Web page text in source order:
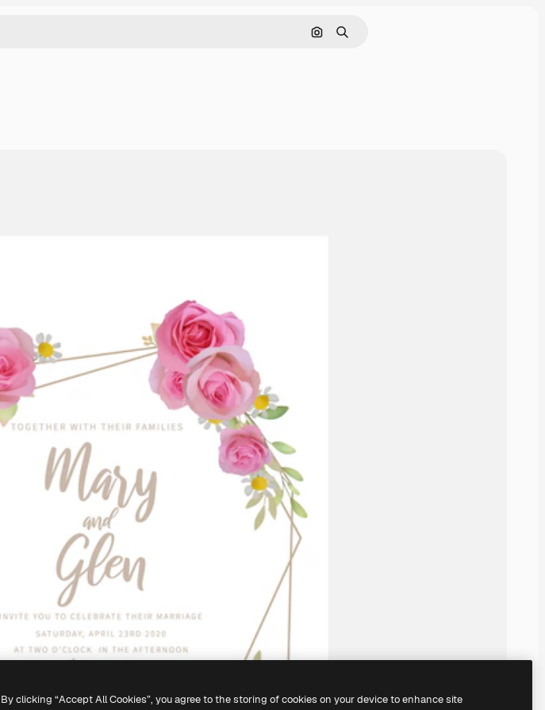
Pesquisar por imagem
Buscar
By clicking “Accept All Cookies”, you agree to the storing of cookies on your device to enhance site